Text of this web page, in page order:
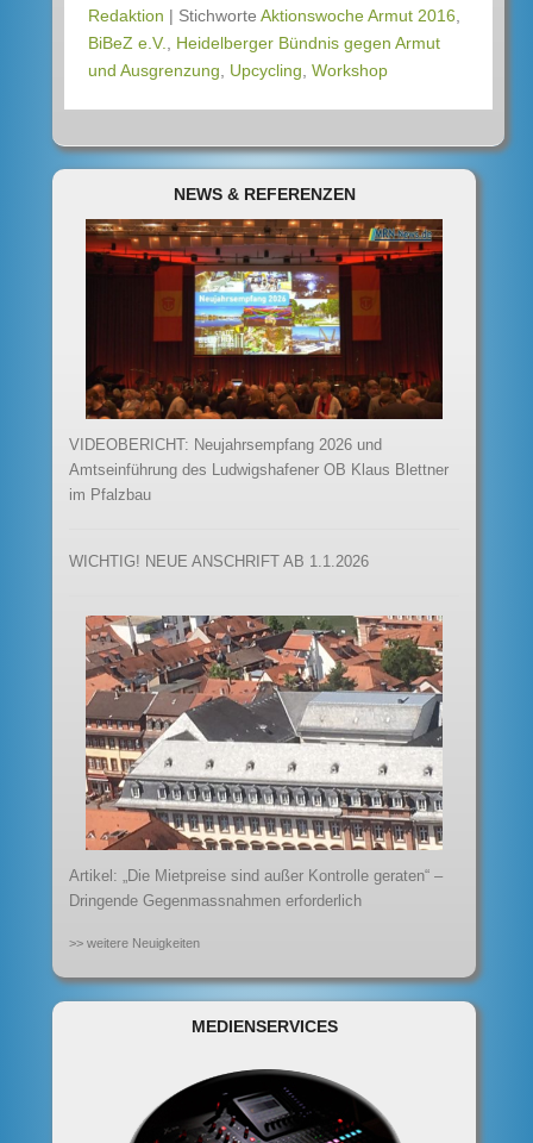
Redaktion | Stichworte Aktionswoche Armut 2016
BiBeZ e.V.
Heidelberger Bündnis gegen Armut
und Ausgrenzung
Upcycling Workshop
NEWS & REFERENZEN
VIDEOBERICHT: Neujahrsempfang 2026 und
Amtseinführung des Ludwigshafener OB Klaus Blettner
im Pfalzbau
WICHTIG! NEUE ANSCHRIFT AB 1.1.2026
Artikel: „Die Mietpreise sind außer Kontrolle geraten“ –
Dringende Gegenmassnahmen erforderlich
>> weitere Neuigkeiten
MEDIENSERVICES